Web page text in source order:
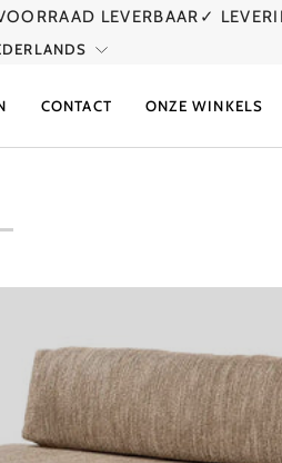
LEVERBAAR ✓
CONTACT ONZE WINKELS